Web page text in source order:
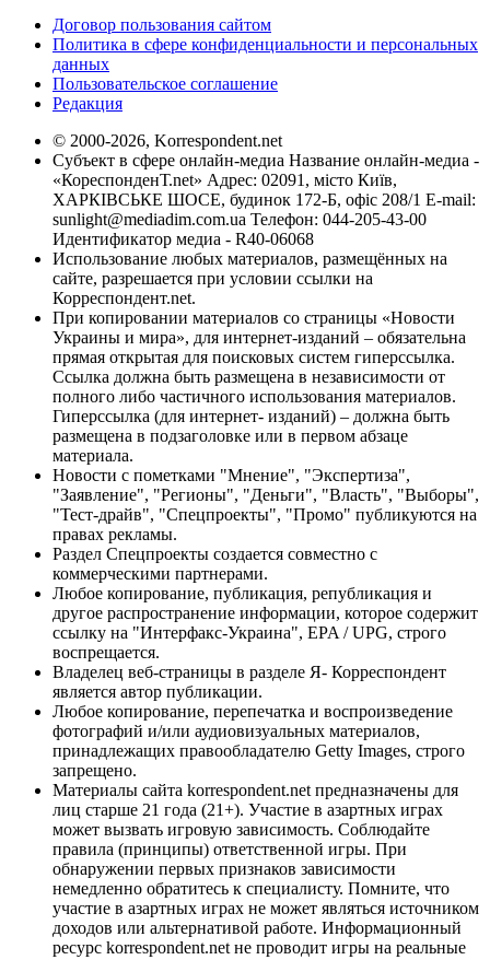
Договор пользования сайтом
Политика в сфере конфиденциальности и персональных
данных
Пользовательское соглашение
Редакция
© 2000-2026, Korrespondent.net
Субъект в сфере онлайн-медиа Название онлайн-медиа -
«КореспонденТ.net» Адрес: 02091, місто Київ,
ХАРКІВСЬКЕ ШОСЕ, будинок 172-Б, офіс 208/1 E-mail:
sunlight@mediadim.com.ua Телефон: 044-205-43-00
Идентификатор медиа - R40-06068
Использование любых материалов, размещённых на
сайте, разрешается при условии ссылки на
Корреспондент.net.
При копировании материалов со страницы «Новости
Украины и мира», для интернет-изданий – обязательна
прямая открытая для поисковых систем гиперссылка.
Ссылка должна быть размещена в независимости от
полного либо частичного использования материалов.
Гиперссылка (для интернет- изданий) – должна быть
размещена в подзаголовке или в первом абзаце
материала.
Новости с пометками "Мнение", "Экспертиза",
"Заявление", "Регионы", "Деньги", "Власть", "Выборы",
"Тест-драйв", "Спецпроекты", "Промо" публикуются на
правах рекламы.
Раздел Спецпроекты создается совместно с
коммерческими партнерами.
Любое копирование, публикация, републикация и
другое распространение информации, которое содержит
ссылку на "Интерфакс-Украина", EPA / UPG, строго
воспрещается.
Владелец веб-страницы в разделе Я- Корреспондент
является автор публикации.
Любое копирование, перепечатка и воспроизведение
фотографий и/или аудиовизуальных материалов,
принадлежащих правообладателю Getty Images, строго
запрещено.
Материалы сайта korrespondent.net предназначены для
лиц старше 21 года (21+). Участие в азартных играх
может вызвать игровую зависимость. Соблюдайте
правила (принципы) ответственной игры. При
обнаружении первых признаков зависимости
немедленно обратитесь к специалисту. Помните, что
участие в азартных играх не может являться источником
доходов или альтернативой работе. Информационный
ресурс korrespondent.net не проводит игры на реальные